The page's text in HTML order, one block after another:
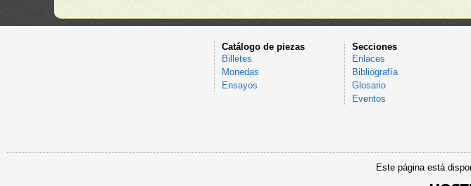
Catálogo de piezas
Billetes
Monedas
Ensayos
Secciones
Enlaces
Bibliografía
Glosario
Eventos
Este página está